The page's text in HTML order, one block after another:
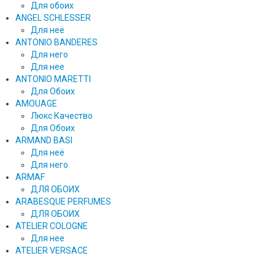
Для обоих
ANGEL SCHLESSER
Для неё
ANTONIO BANDERES
Для него
Для нее
ANTONIO MARETTI
Для Обоих
AMOUAGE
Люкс Качество
Для Обоих
ARMAND BASI
Для неё
Для него
ARMAF
ДЛЯ ОБОИХ
ARABESQUE PERFUMES
ДЛЯ ОБОИХ
ATELIER COLOGNE
Для нее
ATELIER VERSACE